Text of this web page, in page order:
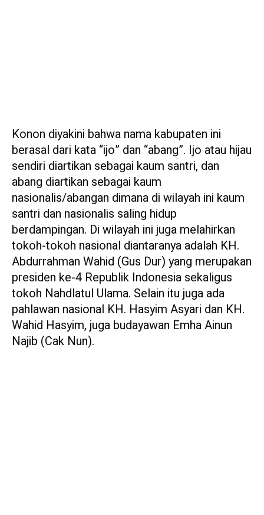
Konon diyakini bahwa nama kabupaten ini
berasal dari kata “ijo” dan “abang”. Ijo atau hijau
sendiri diartikan sebagai kaum santri, dan
abang diartikan sebagai kaum
nasionalis/abangan dimana di wilayah ini kaum
santri dan nasionalis saling hidup
berdampingan. Di wilayah ini juga melahirkan
tokoh-tokoh nasional diantaranya adalah KH.
Abdurrahman Wahid (Gus Dur) yang merupakan
presiden ke-4 Republik Indonesia sekaligus
tokoh Nahdlatul Ulama. Selain itu juga ada
pahlawan nasional KH. Hasyim Asyari dan KH.
Wahid Hasyim, juga budayawan Emha Ainun
Najib (Cak Nun).